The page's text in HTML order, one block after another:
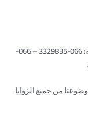
يمكنك التواصل مع القرية عبر الارقام التالية: 066-3329835 – 066-
من جميع الزوايا